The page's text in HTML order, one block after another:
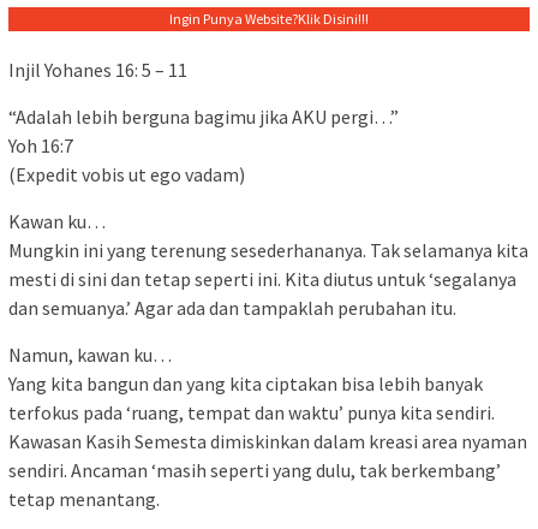
Ingin Punya Website?Klik Disini!!!
Injil Yohanes 16: 5 – 11
“Adalah lebih berguna bagimu jika AKU pergi…”
Yoh 16:7
(Expedit vobis ut ego vadam)
Kawan ku…
Mungkin ini yang terenung sesederhananya. Tak selamanya kita
mesti di sini dan tetap seperti ini. Kita diutus untuk ‘segalanya
dan semuanya.’ Agar ada dan tampaklah perubahan itu.
Namun, kawan ku…
Yang kita bangun dan yang kita ciptakan bisa lebih banyak
terfokus pada ‘ruang, tempat dan waktu’ punya kita sendiri.
Kawasan Kasih Semesta dimiskinkan dalam kreasi area nyaman
sendiri. Ancaman ‘masih seperti yang dulu, tak berkembang’
tetap menantang.